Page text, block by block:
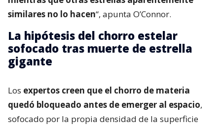
similares no lo hacen“, apunta O’Connor.
La hipótesis del chorro estelar
sofocado tras muerte de estrella
gigante
Los expertos creen que el chorro de materia
quedó bloqueado antes de emerger al espacio,
sofocado por la propia densidad de la superficie